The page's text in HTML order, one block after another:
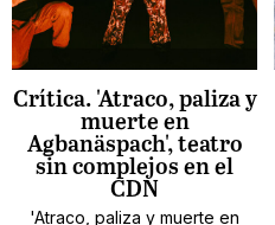
Crítica. 'Atraco, paliza y
muerte en
Agbanäspach', teatro
sin complejos en el
CDN
'Atraco, paliza y muerte en